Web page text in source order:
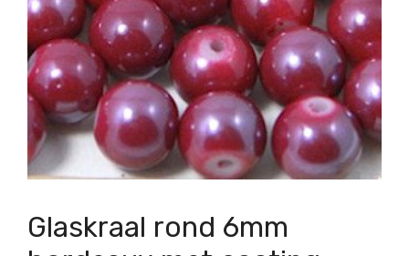
Glaskraal rond 6mm